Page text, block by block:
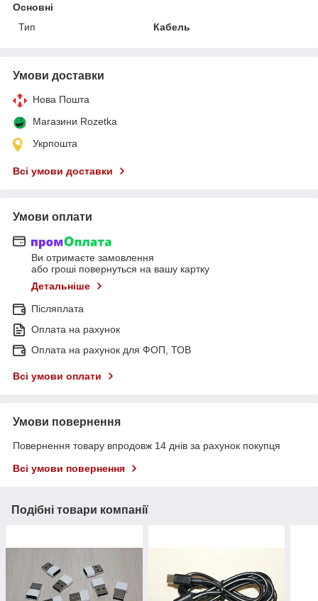
Основні
Тип
Кабель
Умови доставки
Нова Пошта
Магазини Rozetka
Укрпошта
Всі умови доставки
Умови оплати
Ви отримаєте замовлення
або гроші повернуться на вашу картку
Детальніше
Післяплата
Оплата на рахунок
Оплата на рахунок для ФОП, ТОВ
Всі умови оплати
Умови повернення
Повернення товару впродовж 14 днів за рахунок покупця
Всі умови повернення
Подібні товари компанії